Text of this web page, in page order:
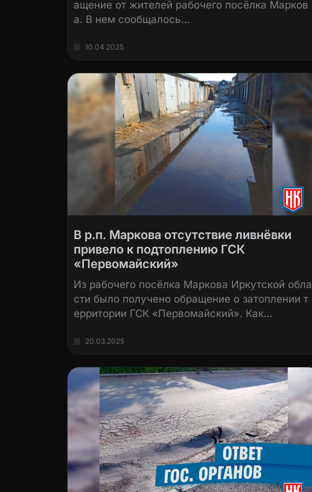
ащение от жителей рабочего посёлка Марков
а. В нем сообщалось…
10.04.2025
В р.п. Маркова отсутствие ливнёвки
привело к подтоплению ГСК
«Первомайский»
Из рабочего посёлка Маркова Иркутской обла
сти было получено обращение о затоплении т
ерритории ГСК «Первомайский». Как…
20.03.2025